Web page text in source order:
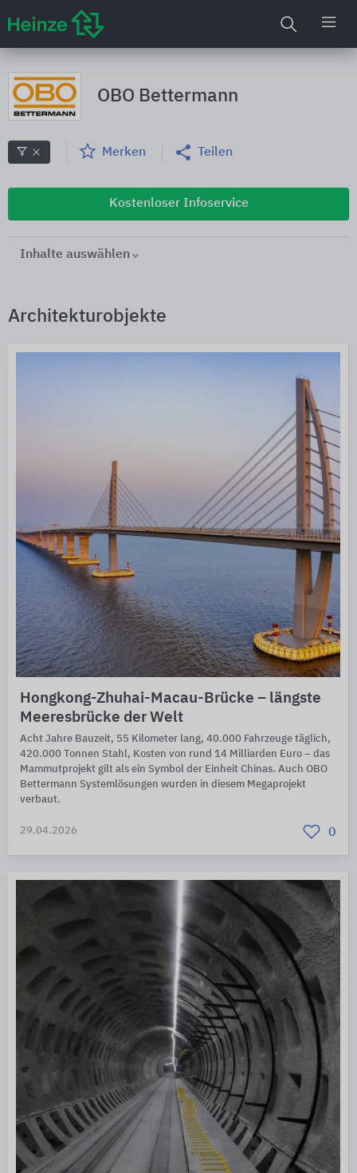
OBO Bettermann
Merken Teilen
Kostenloser Infoservice
Inhalte auswählen
Architekturobjekte
Hongkong-Zhuhai-Macau-Brücke – längste
Meeresbrücke der Welt
Acht Jahre Bauzeit, 55 Kilometer lang, 40.000 Fahrzeuge täglich,
420.000 Tonnen Stahl, Kosten von rund 14 Milliarden Euro – das
Mammutprojekt gilt als ein Symbol der Einheit Chinas. Auch OBO
Bettermann Systemlösungen wurden in diesem Megaprojekt
verbaut.
29.04.2026 0